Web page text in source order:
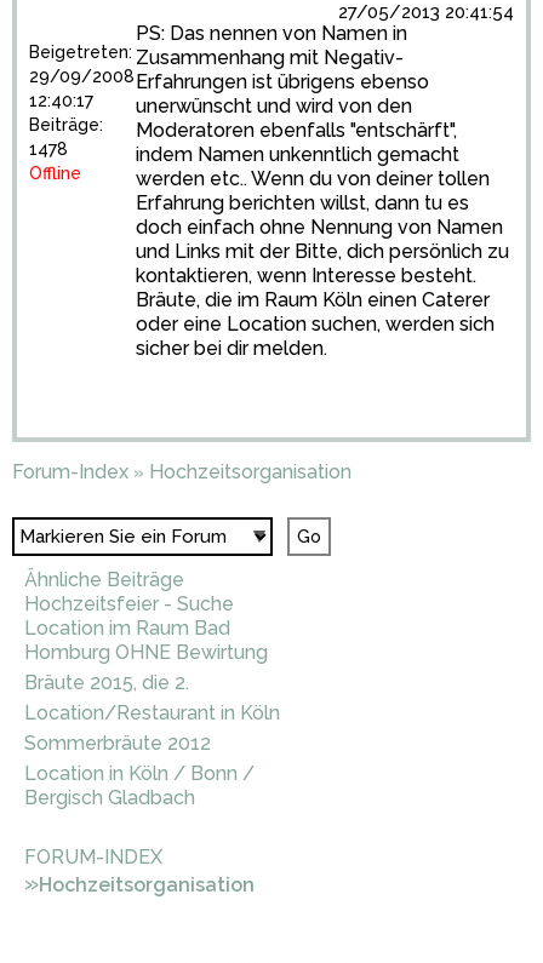
Beigetreten:
29/09/2008
12:40:17
Beiträge:
1478
Offline
27/05/2013 20:41:54
PS: Das nennen von Namen in
Zusammenhang mit Negativ-
Erfahrungen ist übrigens ebenso
unerwünscht und wird von den
Moderatoren ebenfalls "entschärft",
indem Namen unkenntlich gemacht
werden etc.. Wenn du von deiner tollen
Erfahrung berichten willst, dann tu es
doch einfach ohne Nennung von Namen
und Links mit der Bitte, dich persönlich zu
kontaktieren, wenn Interesse besteht.
Bräute, die im Raum Köln einen Caterer
oder eine Location suchen, werden sich
sicher bei dir melden.
Forum-Index » Hochzeitsorganisation
Ähnliche Beiträge
Hochzeitsfeier - Suche
Location im Raum Bad
Homburg OHNE Bewirtung
Bräute 2015, die 2.
Location/Restaurant in Köln
Sommerbräute 2012
Location in Köln / Bonn /
Bergisch Gladbach
FORUM-INDEX
»Hochzeitsorganisation